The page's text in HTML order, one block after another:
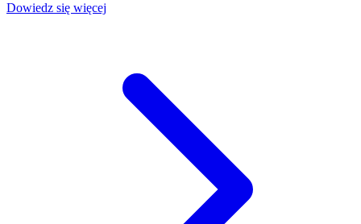
Dowiedz się więcej